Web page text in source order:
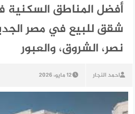
أفضل المناطق السكنية
شقق للبيع في مصر
نصر، الشروق، والعبور
احمد النجار 12 مايو، 2026